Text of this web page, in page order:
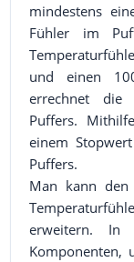
mindestens
Fühler im
und einen
errechnet die
Puffers.
einem
Puffers.
Man kann
erweitern. In
Komponenten,